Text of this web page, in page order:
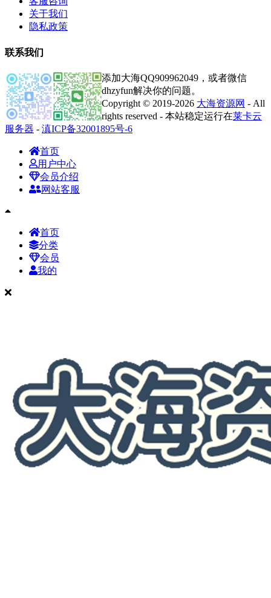
关于我们
隐私政策
联系我们
添加大海QQ909962049，或者微信
dhzyfun解决你的问题。
Copyright © 2019-2026 大海资源网 - All
rights reserved - 本站稳定运行在莱卡云
服务器 - 滇ICP备32001895号-6
首页
用户中心
会员介绍
网站客服
首页
分类
会员
我的